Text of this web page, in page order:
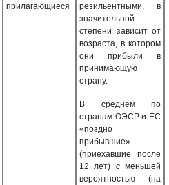
прилагающиеся
резильентными, в
значительной
степени зависит от
возраста, в котором
они прибыли в
принимающую
страну.
В среднем по
странам ОЭСР и ЕС
«поздно
прибывшие»
(приехавшие после
12 лет) сменьшей
вероятностью (на